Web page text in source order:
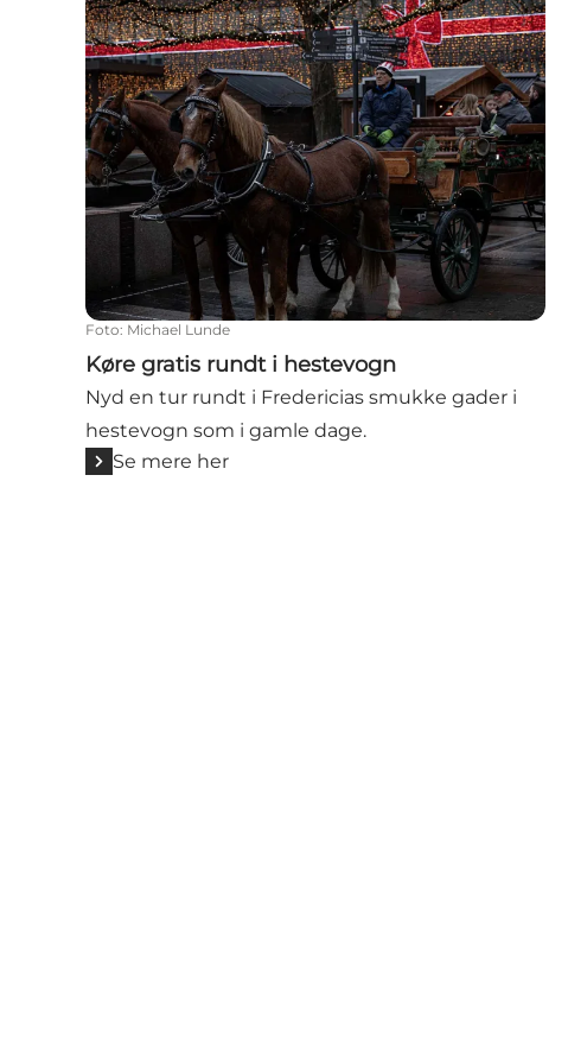
Foto: Michael Lunde
Køre gratis rundt i hestevogn
Nyd en tur rundt i Fredericias smukke gader i
hestevogn som i gamle dage.
Se mere her